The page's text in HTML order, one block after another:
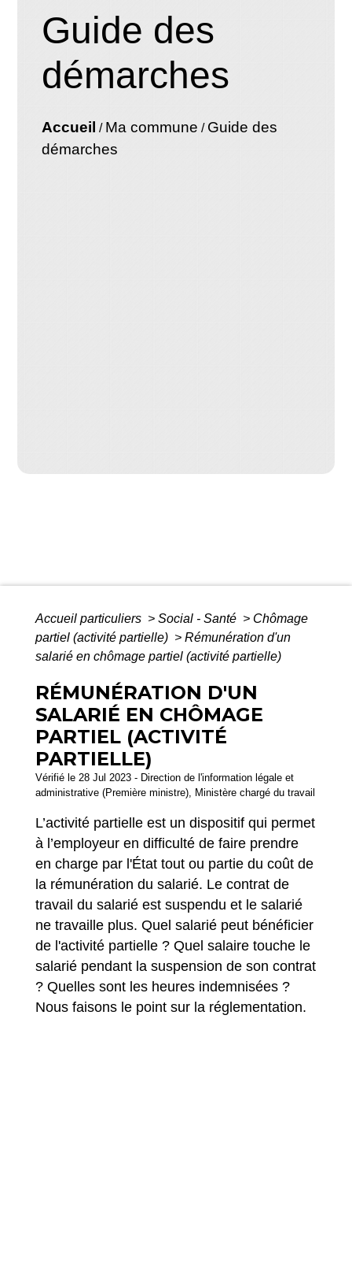
Guide des
démarches
Accueil / Ma commune / Guide des
démarches
Accueil particuliers > Social - Santé > Chômage
partiel (activité partielle) > Rémunération d'un
salarié en chômage partiel (activité partielle)
RÉMUNÉRATION D'UN
SALARIÉ EN CHÔMAGE
PARTIEL (ACTIVITÉ
PARTIELLE)
Vérifié le 28 Jul 2023 - Direction de l'information légale et
administrative (Première ministre), Ministère chargé du travail
L’activité partielle est un dispositif qui permet
à l’employeur en difficulté de faire prendre
en charge par l'État tout ou partie du coût de
la rémunération du salarié. Le contrat de
travail du salarié est suspendu et le salarié
ne travaille plus. Quel salarié peut bénéficier
de l'activité partielle ? Quel salaire touche le
salarié pendant la suspension de son contrat
? Quelles sont les heures indemnisées ?
Nous faisons le point sur la réglementation.